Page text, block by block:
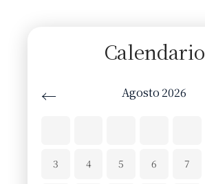
Calendario
← Agosto 2026
3 4 5 6 7